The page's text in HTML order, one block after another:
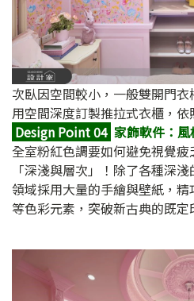
次臥因空間較小，一般雙開門
用空間深度訂製推拉式衣櫃，依
Design Point 04 家飾軟件：
全室粉紅色調要如何避免視覺
「深淺與層次」！除了各種深
領域採用大量的手繪與壁紙，
等色彩元素，突破新古典的既定